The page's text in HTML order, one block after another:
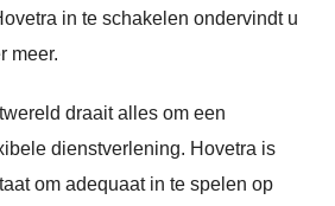
in te schakelen ondervindt u
meer.
draait alles om een
dienstverlening. Hovetra is
om adequaat in te spelen op